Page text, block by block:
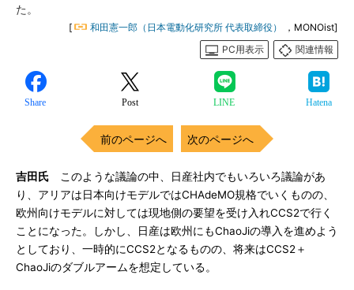
た。
[ 和田憲一郎（日本電動化研究所 代表取締役）
，MONOist]
PC用表示
関連情報
Share Post LINE Hatena
前のページへ 次のページへ
吉田氏 このような議論の中、日産社内でもいろいろ議論があ
り、アリアは日本向けモデルではCHAdeMO規格でいくものの、
欧州向けモデルに対しては現地側の要望を受け入れCCS2で行く
ことになった。しかし、日産は欧州にもChaoJiの導入を進めよう
としており、一時的にCCS2となるものの、将来はCCS2＋
ChaoJiのダブルアームを想定している。